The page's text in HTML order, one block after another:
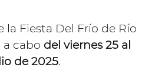
la Fiesta Del Frío de Río
a cabo del viernes 25 al
de 2025.